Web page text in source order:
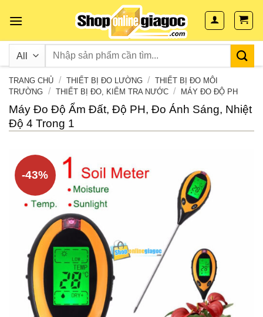
TRANG CHỦ / THIẾT BỊ ĐO LƯỜNG / THIẾT BỊ ĐO MÔI
TRƯỜNG / THIẾT BỊ ĐO, KIỂM TRA NƯỚC / MÁY ĐO ĐỘ PH
Máy Đo Độ Ẩm Đất, Độ PH, Đo Ánh Sáng, Nhiệt
Độ 4 Trong 1
-43%